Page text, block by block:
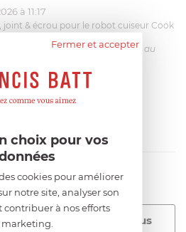
à 11:17
& écrou pour le robot cuiseur Cook
Magimix. L'écrou est un peu dur au
a été très rapide. ...»
121/123/124
Fermer et accepter
choix pour vos
cookies pour améliorer
notre site, analyser son
à nos efforts
marketing.